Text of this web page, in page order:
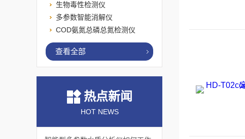
生物毒性检测仪
多参数智能消解仪
COD氨氮总磷总氮检测仪
查看全部
热点新闻
HOT NEWS